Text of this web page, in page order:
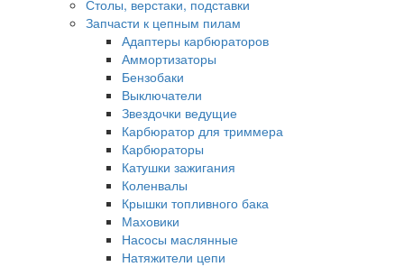
Столы, верстаки, подставки
Запчасти к цепным пилам
Адаптеры карбюраторов
Аммортизаторы
Бензобаки
Выключатели
Звездочки ведущие
Карбюратор для триммера
Карбюраторы
Катушки зажигания
Коленвалы
Крышки топливного бака
Маховики
Насосы маслянные
Натяжители цепи